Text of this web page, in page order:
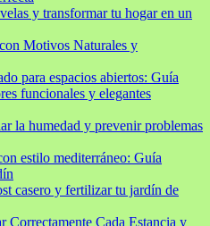
y transformar tu hogar en un
Motivos Naturales y
para espacios abiertos: Guía
funcionales y elegantes
la humedad y prevenir problemas
estilo mediterráneo: Guía
casero y fertilizar tu jardín de
Correctamente Cada Estancia y